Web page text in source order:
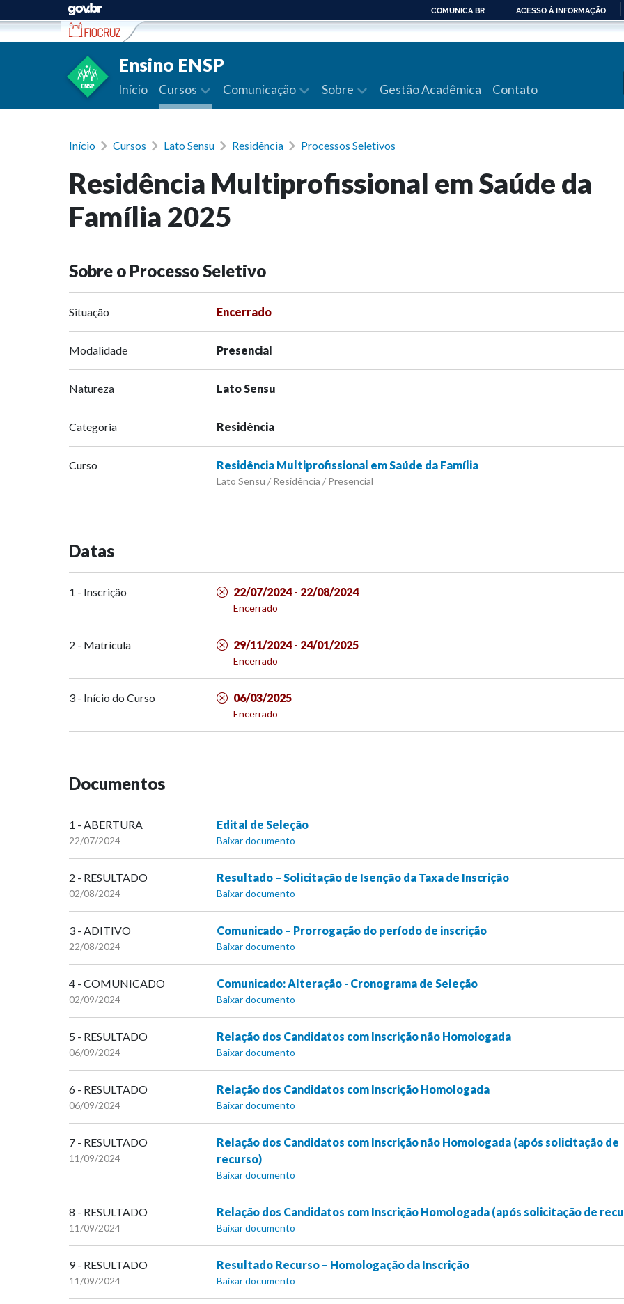
Ir para conteúdo
PARA
COMUNICA BR ACESSO À INFORMAÇÃO
Ensino ENSP
Início Cursos Comunicação Sobre Gestão Acadêmica Contato
Início Cursos Lato Sensu Residência Processos Seletivos
Residência Multiprofissional em Saúde da
Família 2025
Sobre o Processo Seletivo
Situação Encerrado
Modalidade Presencial
Natureza Lato Sensu
Categoria Residência
Curso Residência Multiprofissional em Saúde da Família
Lato Sensu / Residência / Presencial
Datas
1 - Inscrição 22/07/2024 - 22/08/2024
Encerrado
2 - Matrícula 29/11/2024 - 24/01/2025
Encerrado
3 - Início do Curso 06/03/2025
Encerrado
Documentos
1 - ABERTURA
22/07/2024
Edital de Seleção
Baixar documento
2 - RESULTADO
02/08/2024
Resultado – Solicitação de Isenção da Taxa de Inscrição
Baixar documento
3 - ADITIVO
22/08/2024
Comunicado – Prorrogação do período de inscrição
Baixar documento
4 - COMUNICADO
02/09/2024
Comunicado: Alteração - Cronograma de Seleção
Baixar documento
5 - RESULTADO
06/09/2024
Relação dos Candidatos com Inscrição não Homologada
Baixar documento
6 - RESULTADO
06/09/2024
Relação dos Candidatos com Inscrição Homologada
Baixar documento
7 - RESULTADO
11/09/2024
Relação dos Candidatos com Inscrição não Homologada (após solicitação de
recurso)
Baixar documento
8 - RESULTADO
11/09/2024
Relação dos Candidatos com Inscrição Homologada (após solicitação de
Baixar documento
9 - RESULTADO
11/09/2024
Resultado Recurso – Homologação da Inscrição
Baixar documento